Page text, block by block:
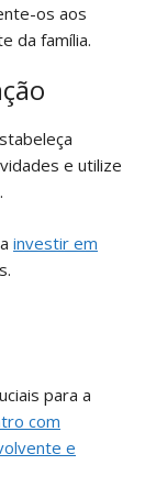
os aos
da família.
e utilize
investir em
para a
com
e